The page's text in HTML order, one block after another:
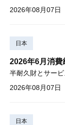
2026年08月07日
日本
2026年6月消費
2026年08月07日
日本